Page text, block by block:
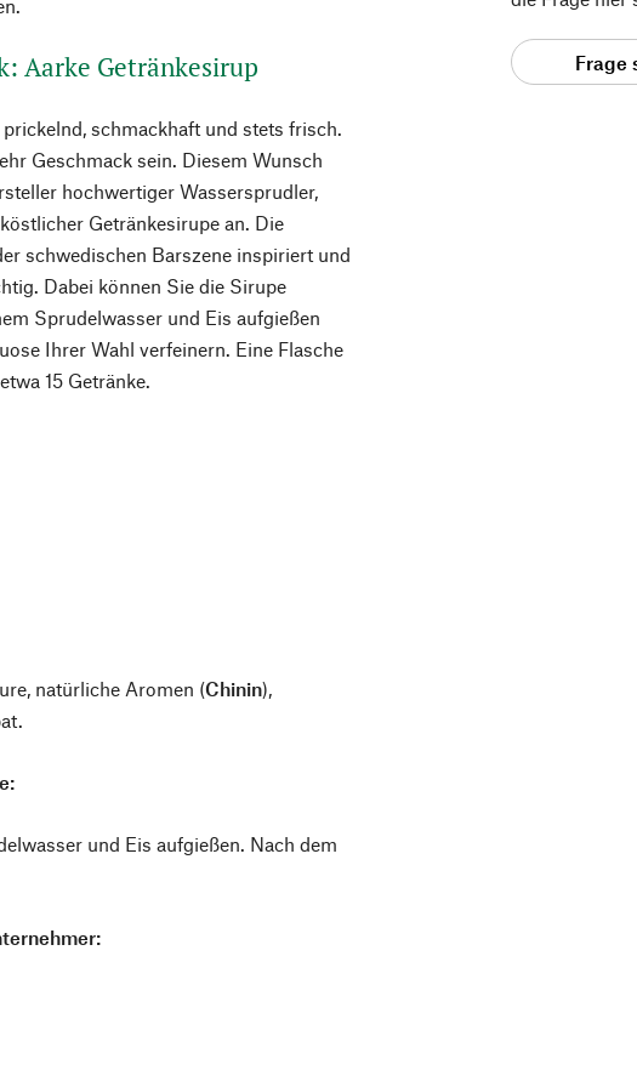
Aarke Getränkesirup
schmackhaft und stets frisch.
Geschmack sein. Diesem Wunsch
hochwertiger Wassersprudler,
Getränkesirupe an. Die
schwedischen Barszene inspiriert und
Dabei können Sie die Sirupe
Sprudelwasser und Eis aufgießen
Ihrer Wahl verfeinern. Eine Flasche
15 Getränke.
natürliche Aromen (Chinin),
und Eis aufgießen. Nach dem
Frage